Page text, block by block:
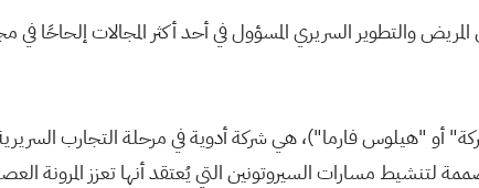
أو "هيلوس فارما")، هي شركة أدوية في مرحلة التجارب
لتنشيط مسارات السيروتونين التي يُعتقد أنها تعزز المرونة